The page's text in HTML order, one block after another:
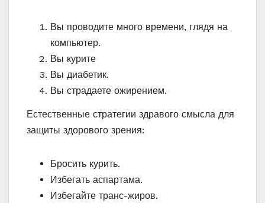
Вы проводите много времени, глядя на
компьютер.
Вы курите
Вы диабетик.
Вы страдаете ожирением.
Естественные стратегии здравого смысла для
защиты здорового зрения:
Бросить курить.
Избегать аспартама.
Избегайте транс-жиров.